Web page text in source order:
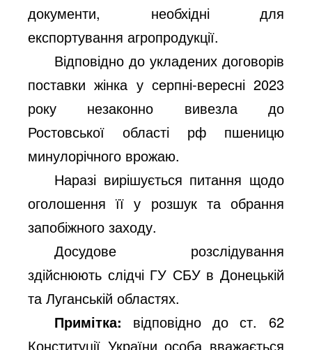
документи, необхідні для
експортування агропродукції.
Відповідно до укладених договорів
поставки жінка у серпні-вересні 2023
року незаконно вивезла до
Ростовської області рф пшеницю
минулорічного врожаю.
Наразі вирішується питання щодо
оголошення її у розшук та обрання
запобіжного заходу.
Досудове розслідування
здійснюють слідчі ГУ СБУ в Донецькій
та Луганській областях.
Примітка: відповідно до ст. 62
Конституції України особа вважається